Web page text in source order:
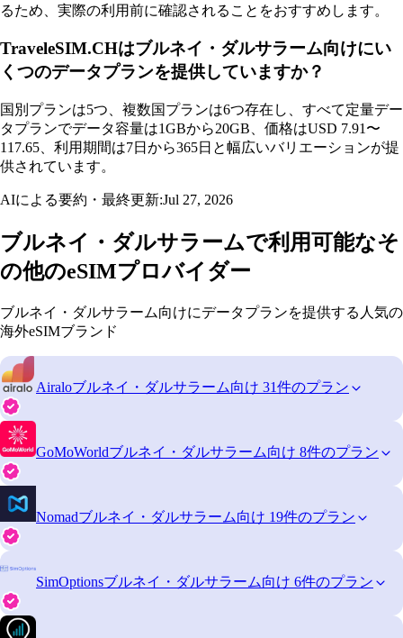
るため、実際の利用前に確認されることをおすすめします。
TraveleSIM.CHはブルネイ・ダルサラーム向けにい
くつのデータプランを提供していますか？
国別プランは5つ、複数国プランは6つ存在し、すべて定量デー
タプランでデータ容量は1GBから20GB、価格はUSD 7.91〜
117.65、利用期間は7日から365日と幅広いバリエーションが提
供されています。
AIによる要約・最終更新:Jul 27, 2026
ブルネイ・ダルサラームで利用可能なそ
の他のeSIMプロバイダー
ブルネイ・ダルサラーム向けにデータプランを提供する人気の
海外eSIMブランド
Airaloブルネイ・ダルサラーム向け 31件のプラン
GoMoWorldブルネイ・ダルサラーム向け 8件のプラン
Nomadブルネイ・ダルサラーム向け 19件のプラン
SimOptionsブルネイ・ダルサラーム向け 6件のプラン